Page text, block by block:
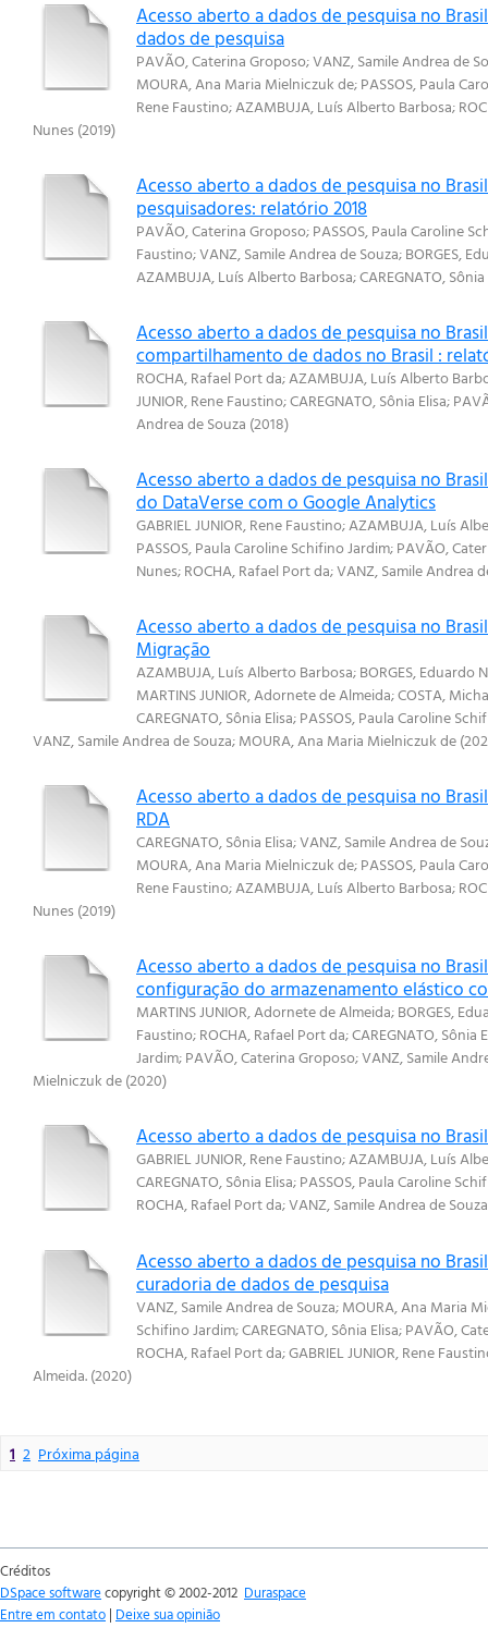
Acesso aberto a dados de pesquisa no
dados de pesquisa
PAVÃO, Caterina Groposo;VANZ, Samile Andrea de
MOURA, Ana Maria Mielniczuk de;PASSOS, Paula
Rene Faustino;AZAMBUJA, Luís Alberto Barbosa;
Nunes(2019)
Acesso aberto a dados de pesquisa no
pesquisadores: relatório 2018
PAVÃO, Caterina Groposo;PASSOS, Paula Caroline
Faustino;VANZ, Samile Andrea de Souza;BORGES,
AZAMBUJA, Luís Alberto Barbosa;CAREGNATO,
Acesso aberto a dados de pesquisa no
compartilhamento de dados no Brasil :
ROCHA, Rafael Port da;AZAMBUJA, Luís Alberto
JUNIOR, Rene Faustino;CAREGNATO, Sônia Elisa;
Andrea de Souza (2018)
Acesso aberto a dados de pesquisa no
do DataVerse com o Google Analytics
GABRIEL JUNIOR, Rene Faustino;AZAMBUJA, Luís
PASSOS, Paula Caroline Schifino Jardim;PAVÃO,
Nunes;ROCHA, Rafael Port da;VANZ, Samile Andrea
Acesso aberto a dados de pesquisa no
Migração
AZAMBUJA, Luís Alberto Barbosa;BORGES, Eduardo
MARTINS JUNIOR, Adornete de Almeida;COSTA,
CAREGNATO, Sônia Elisa;PASSOS, Paula Caroline
VANZ, Samile Andrea de Souza;MOURA, Ana Maria Mielniczuk de(
Acesso aberto a dados de pesquisa no
RDA
CAREGNATO, Sônia Elisa;VANZ, Samile Andrea de
MOURA, Ana Maria Mielniczuk de;PASSOS, Paula
Rene Faustino;AZAMBUJA, Luís Alberto Barbosa;
Nunes(2019)
Acesso aberto a dados de pesquisa no
configuração do armazenamento elástico
MARTINS JUNIOR, Adornete de Almeida;BORGES,
Faustino;ROCHA, Rafael Port da;CAREGNATO, Sônia
Jardim;PAVÃO, Caterina Groposo;VANZ, Samile
Mielniczuk de(2020)
Acesso aberto a dados de pesquisa no
GABRIEL JUNIOR, Rene Faustino;AZAMBUJA, Luís
CAREGNATO, Sônia Elisa;PASSOS, Paula Caroline
ROCHA, Rafael Port da;VANZ, Samile Andrea de Souza
Acesso aberto a dados de pesquisa no
curadoria de dados de pesquisa
VANZ, Samile Andrea de Souza;MOURA, Ana Maria
Schifino Jardim;CAREGNATO, Sônia Elisa;PAVÃO,
ROCHA, Rafael Port da;GABRIEL JUNIOR, Rene
Almeida.(2020)
1 2 Próxima página
Créditos
DSpace softwarecopyright © 2002-2012 Duraspace
Entre em contato | Deixe sua opinião